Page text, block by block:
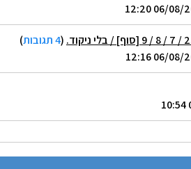
(4 תגובות
)